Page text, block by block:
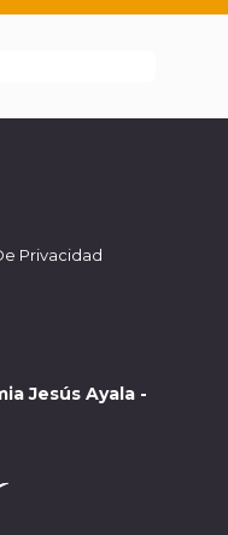
Privacidad
Jesús Ayala -